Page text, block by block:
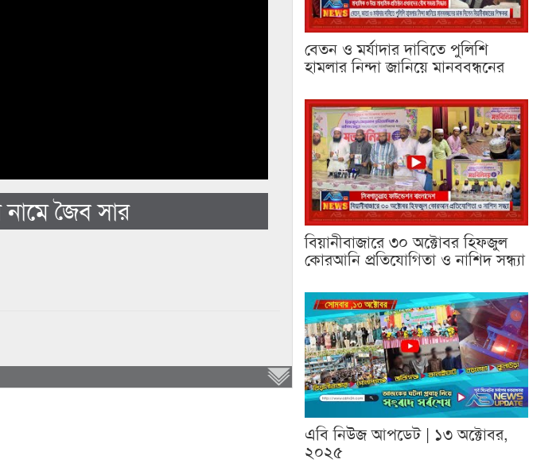
জৈব সার
বেতন ও মর্যাদার দাবিতে পুলিশি
হামলার নিন্দা জানিয়ে মানববন্ধনের
বিয়ানীবাজারে ৩০ অক্টোবর হিফজুল
কোরআনি প্রতিযোগিতা ও নাশিদ সন্ধ্যা
এবি নিউজ আপডেট | ১৩ অক্টোবর,
২০২৫